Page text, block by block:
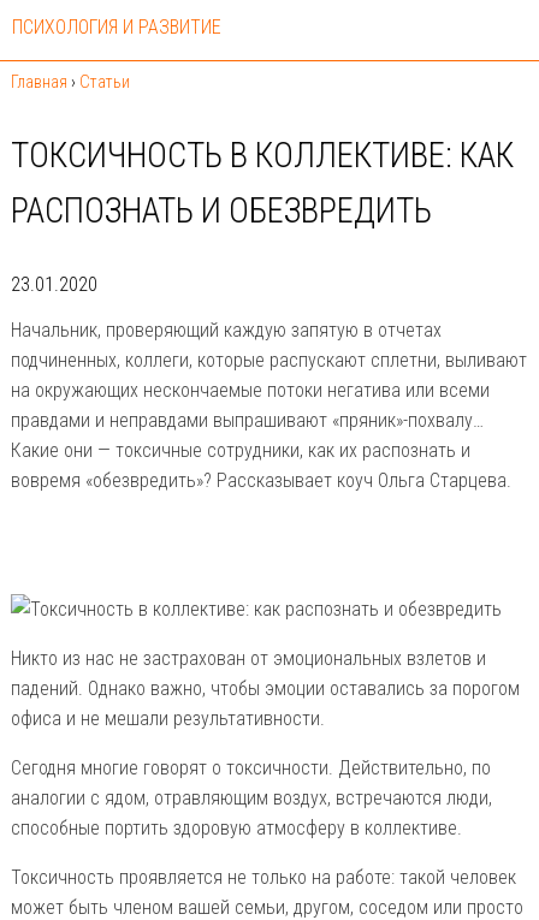
ПСИХОЛОГИЯ И РАЗВИТИЕ
Главная › Статьи
ТОКСИЧНОСТЬ В КОЛЛЕКТИВЕ: КАК
РАСПОЗНАТЬ И ОБЕЗВРЕДИТЬ
23.01.2020
Начальник, проверяющий каждую запятую в отчетах
подчиненных, коллеги, которые распускают сплетни, выливают
на окружающих нескончаемые потоки негатива или всеми
правдами и неправдами выпрашивают «пряник»-похвалу…
Какие они — токсичные сотрудники, как их распознать и
вовремя «обезвредить»? Рассказывает коуч Ольга Старцева.
Никто из нас не застрахован от эмоциональных взлетов и
падений. Однако важно, чтобы эмоции оставались за порогом
офиса и не мешали результативности.
Сегодня многие говорят о токсичности. Действительно, по
аналогии с ядом, отравляющим воздух, встречаются люди,
способные портить здоровую атмосферу в коллективе.
Токсичность проявляется не только на работе: такой человек
может быть членом вашей семьи, другом, соседом или просто